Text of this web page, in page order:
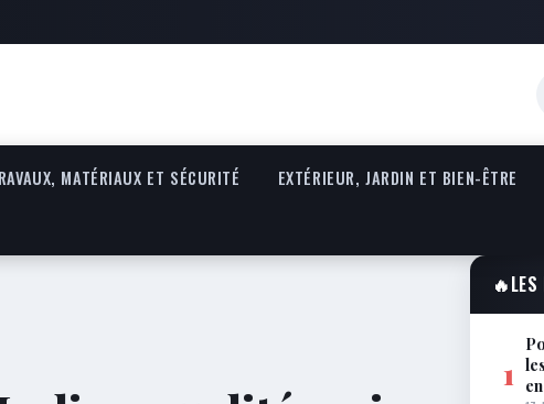
MATÉRIAUX ET SÉCURITÉ EXTÉRIEUR, JARDIN ET BIEN-ÊTRE
🔥
1